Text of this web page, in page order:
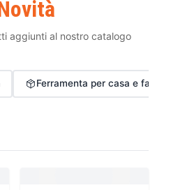
aggiunti al nostro catalogo
Ferramenta per casa e fai-